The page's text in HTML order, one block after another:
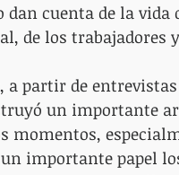
dan cuenta de la
de los
a partir de
un importante
momentos,
importante papel